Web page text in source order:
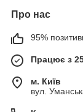
Про нас
95%
Працює з
м. Київ
вул.